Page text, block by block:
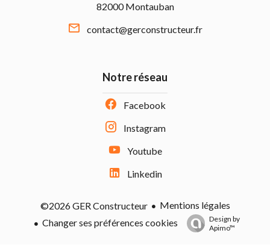
82000 Montauban
contact@gerconstructeur.fr
Notre réseau
Facebook
Instagram
Youtube
Linkedin
©2026 GER Constructeur
Mentions légales
Changer ses préférences cookies
Design by
Apimo™